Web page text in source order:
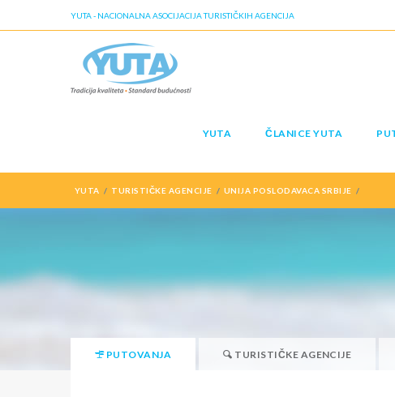
YUTA - NACIONALNA ASOCIJACIJA TURISTIČKIH AGENCIJA
YUTA ČLANICE YUTA
YUTA TURISTIČKE AGENCIJE UNIJA POSLODAVACA SRBIJE
PUTOVANJA TURISTIČKE AGENCIJE